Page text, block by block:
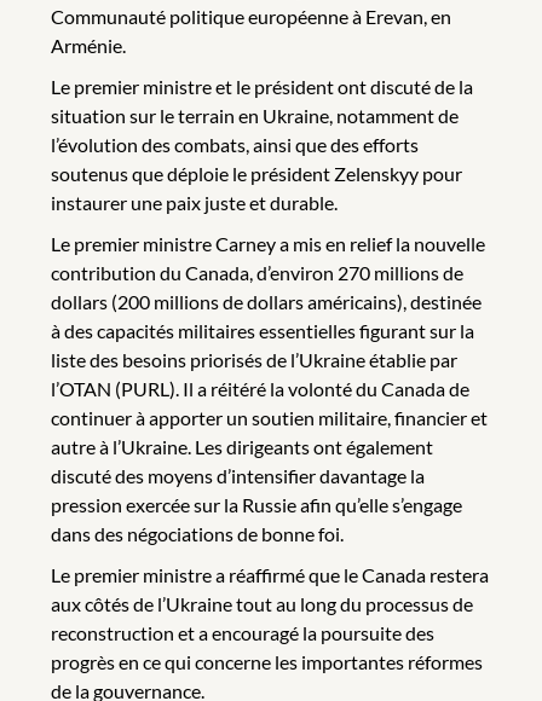
Communauté politique européenne à Erevan, en
Arménie.
Le premier ministre et le président ont discuté de la
situation sur le terrain en Ukraine, notamment de
l’évolution des combats, ainsi que des efforts
soutenus que déploie le président Zelenskyy pour
instaurer une paix juste et durable.
Le premier ministre Carney a mis en relief la nouvelle
contribution du Canada, d’environ 270 millions de
dollars (200 millions de dollars américains), destinée
à des capacités militaires essentielles figurant sur la
liste des besoins priorisés de l’Ukraine établie par
l’OTAN (PURL). Il a réitéré la volonté du Canada de
continuer à apporter un soutien militaire, financier et
autre à l’Ukraine. Les dirigeants ont également
discuté des moyens d’intensifier davantage la
pression exercée sur la Russie afin qu’elle s’engage
dans des négociations de bonne foi.
Le premier ministre a réaffirmé que le Canada restera
aux côtés de l’Ukraine tout au long du processus de
reconstruction et a encouragé la poursuite des
progrès en ce qui concerne les importantes réformes
de la gouvernance.